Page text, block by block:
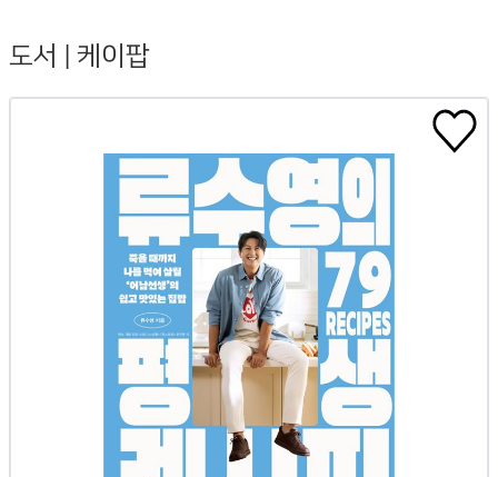
도서 | 케이팝